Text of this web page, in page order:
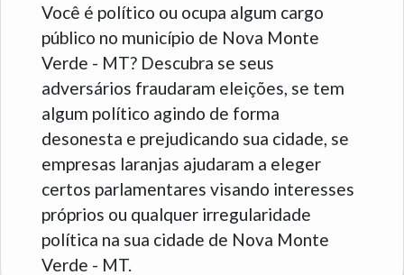
Você é político ou ocupa algum cargo
público no município de Nova Monte
Verde - MT? Descubra se seus
adversários fraudaram eleições, se tem
algum político agindo de forma
desonesta e prejudicando sua cidade, se
empresas laranjas ajudaram a eleger
certos parlamentares visando interesses
próprios ou qualquer irregularidade
política na sua cidade de Nova Monte
Verde - MT.